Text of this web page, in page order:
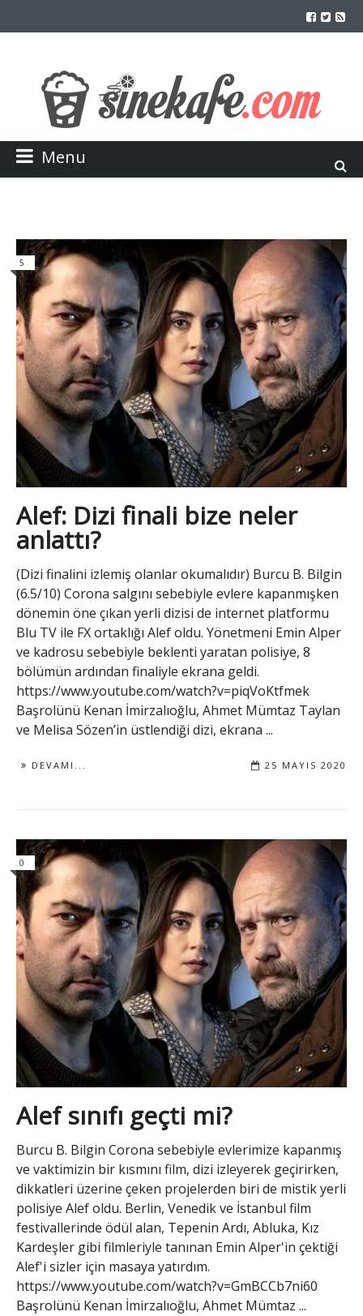
Menu
5
Alef: Dizi finali bize neler
anlattı?
(Dizi finalini izlemiş olanlar okumalıdır) Burcu B. Bilgin
(6.5/10) Corona salgını sebebiyle evlere kapanmışken
dönemin öne çıkan yerli dizisi de internet platformu
Blu TV ile FX ortaklığı Alef oldu. Yönetmeni Emin Alper
ve kadrosu sebebiyle beklenti yaratan polisiye, 8
bölümün ardından finaliyle ekrana geldi.
https://www.youtube.com/watch?v=piqVoKtfmek
Başrolünü Kenan İmirzalıoğlu, Ahmet Mümtaz Taylan
ve Melisa Sözen’in üstlendiği dizi, ekrana ...
DEVAMI... 25 MAYIS 2020
0
Alef sınıfı geçti mi?
Burcu B. Bilgin Corona sebebiyle evlerimize kapanmış
ve vaktimizin bir kısmını film, dizi izleyerek geçirirken,
dikkatleri üzerine çeken projelerden biri de mistik yerli
polisiye Alef oldu. Berlin, Venedik ve İstanbul film
festivallerinde ödül alan, Tepenin Ardı, Abluka, Kız
Kardeşler gibi filmleriyle tanınan Emin Alper'in çektiği
Alef'i sizler için masaya yatırdım.
https://www.youtube.com/watch?v=GmBCCb7ni60
Başrolünü Kenan İmirzalıoğlu, Ahmet Mümtaz ...